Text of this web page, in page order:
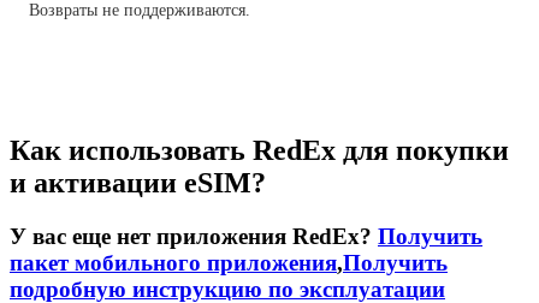
Возвраты не поддерживаются.
Как использовать RedEx для покупки
и активации eSIM?
У вас еще нет приложения RedEx? Получить
пакет мобильного приложения,Получить
подробную инструкцию по эксплуатации